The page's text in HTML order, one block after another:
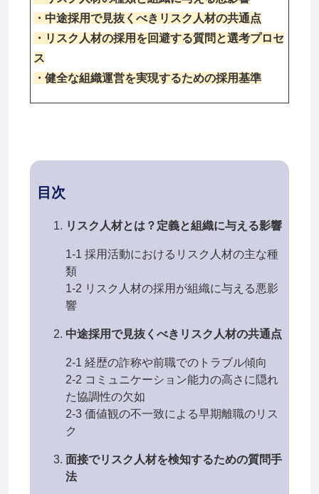
・中途採用で見抜くべきリスク人材の共通点
・リスク人材の採用を回避する質問と選考プロセ
ス
・健全な組織運営を実現するための採用基準
目次
リスク人材とは？定義と組織に与える影響
1-1 採用活動におけるリスク人材の主な種
類
1-2 リスク人材の採用が組織に与える悪影
響
中途採用で見抜くべきリスク人材の共通点
2-1 経歴の詐称や前職でのトラブル傾向
2-2 コミュニケーション能力の高さに隠れ
た協調性の欠如
2-3 価値観の不一致による早期離職のリス
ク
面接でリスク人材を検知するための質問手
法